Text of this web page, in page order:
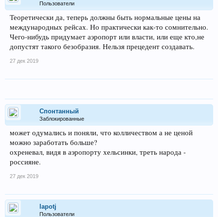
Пользователи
Теоретически да, теперь должны быть нормальные цены на
международных рейсах. Но практически как-то сомнительно.
Чего-нибудь придумает аэропорт или власти, или еще кто,не
допустят такого безобразия. Нельзя прецедент создавать.
27 дек 2019
Спонтанный
Заблокированные
может одумались и поняли, что колличеством а не ценой
можно заработать больше?
охреневал, видя в аэропорту хельсинки, треть народа -
россияне.
27 дек 2019
lapotj
Пользователи